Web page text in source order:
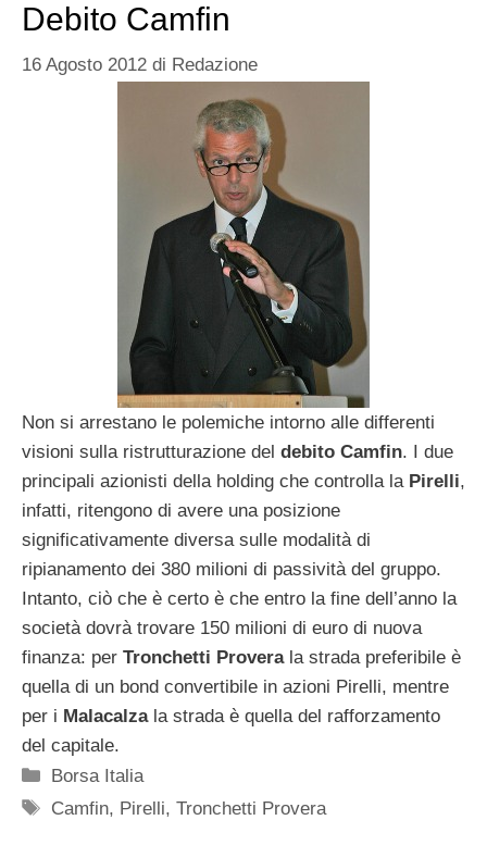
Debito Camfin
16 Agosto 2012 di Redazione
Non si arrestano le polemiche intorno alle differenti
visioni sulla ristrutturazione del debito Camfin. I due
principali azionisti della holding che controlla la Pirelli,
infatti, ritengono di avere una posizione
significativamente diversa sulle modalità di
ripianamento dei 380 milioni di passività del gruppo.
Intanto, ciò che è certo è che entro la fine dell’anno la
società dovrà trovare 150 milioni di euro di nuova
finanza: per Tronchetti Proverala strada preferibile è
quella di un bond convertibile in azioni Pirelli, mentre
per i Malacalzala strada è quella del rafforzamento
del capitale.
Categorie
Borsa Italia
Tag
Camfin, Pirelli,Tronchetti Provera